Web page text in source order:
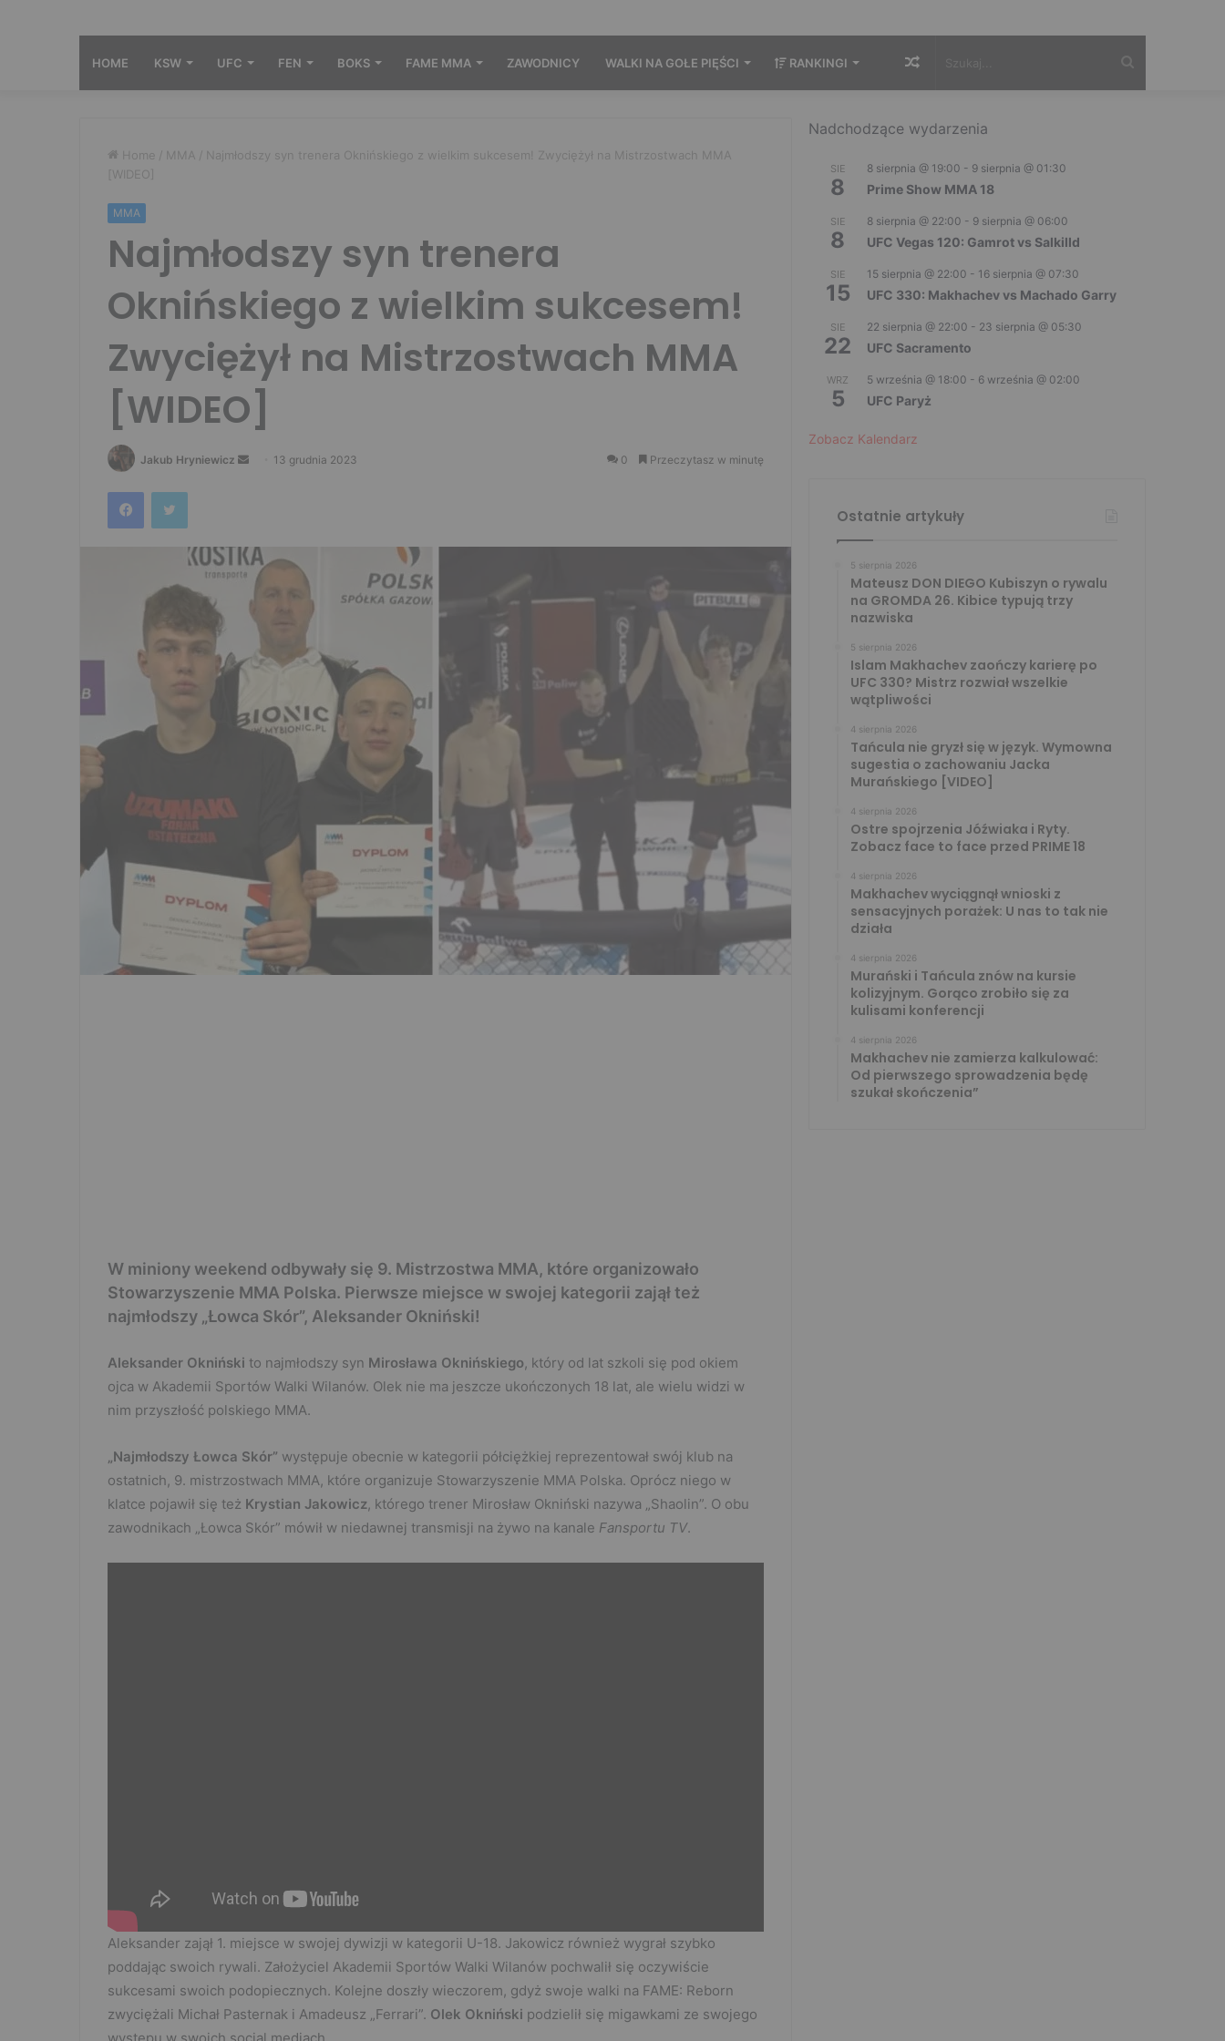
HOME KSW UFC FEN BOKS FAME MMA ZAWODNICY WALKI NA GOŁE PIĘŚCI RANKINGI Losowy
Home / MMA / Najmłodszy syn trenera Oknińskiego z wielkim sukcesem! Zwyciężył na Mistrzostwach MMA
[WIDEO]
MMA
Najmłodszy syn trenera
Oknińskiego z wielkim sukcesem!
Zwyciężył na Mistrzostwach MMA
[WIDEO]
Jakub Hryniewicz
Send 13 grudnia 2023 0 Przeczytasz w minutę
FacebookTwitter
W miniony weekend odbywały się 9. Mistrzostwa MMA, które organizowało
Stowarzyszenie MMA Polska. Pierwsze miejsce w swojej kategorii zajął też
najmłodszy „Łowca Skór”, Aleksander Okniński!
Aleksander Okniński to najmłodszy syn Mirosława Oknińskiego, który od lat szkoli się pod okiem
ojca w Akademii Sportów Walki Wilanów. Olek nie ma jeszcze ukończonych 18 lat, ale wielu widzi w
nim przyszłość polskiego MMA.
„Najmłodszy Łowca Skór” występuje obecnie w kategorii półciężkiej reprezentował swój klub na
ostatnich, 9. mistrzostwach MMA, które organizuje Stowarzyszenie MMA Polska. Oprócz niego w
klatce pojawił się też Krystian Jakowicz, którego trener Mirosław Okniński nazywa „Shaolin”. O obu
zawodnikach „Łowca Skór” mówił w niedawnej transmisji na żywo na kanale Fansportu TV.
Aleksander zajął 1. miejsce w swojej dywizji w kategorii U-18. Jakowicz również wygrał szybko
poddając swoich rywali. Założyciel Akademii Sportów Walki Wilanów pochwalił się oczywiście
sukcesami swoich podopiecznych. Kolejne doszły wieczorem, gdyż swoje walki na FAME: Reborn
zwyciężali Michał Pasternak i Amadeusz „Ferrari”. Olek Okniński podzielił się migawkami ze swojego
Nadchodzące wydarzenia
SIE
8
8 sierpnia @ 19:00 - 9 sierpnia @ 01:30
Prime Show MMA 18
SIE
8
8 sierpnia @ 22:00 - 9 sierpnia @ 06:00
UFC Vegas 120: Gamrot vs Salkilld
SIE
15
15 sierpnia @ 22:00 - 16 sierpnia @ 07:30
UFC 330: Makhachev vs Machado Garry
SIE
22
22 sierpnia @ 22:00 - 23 sierpnia @ 05:30
UFC Sacramento
WRZ
5
5 września @ 18:00 - 6 września @ 02:00
UFC Paryż
Zobacz Kalendarz
Ostatnie artykuły
5 sierpnia 2026
Mateusz DON DIEGO Kubiszyn o rywalu
na GROMDA 26. Kibice typują trzy
nazwiska
5 sierpnia 2026
Islam Makhachev zaończy karierę po
UFC 330? Mistrz rozwiał wszelkie
wątpliwości
4 sierpnia 2026
Tańcula nie gryzł się w język. Wymowna
sugestia o zachowaniu Jacka
Murańskiego [VIDEO]
4 sierpnia 2026
Ostre spojrzenia Jóźwiaka i Ryty.
Zobacz face to face przed PRIME 18
4 sierpnia 2026
Makhachev wyciągnął wnioski z
sensacyjnych porażek: U nas to tak nie
działa
4 sierpnia 2026
Murański i Tańcula znów na kursie
kolizyjnym. Gorąco zrobiło się za
kulisami konferencji
4 sierpnia 2026
Makhachev nie zamierza kalkulować:
Od pierwszego sprowadzenia będę
szukał skończenia”